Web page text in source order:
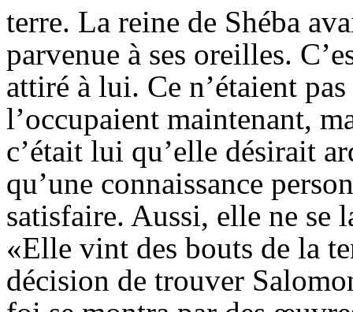
terre. La reine de Shéba
parvenue à ses oreilles.
attiré à lui. Ce n’étaient
l’occupaient maintenant,
c’était lui qu’elle désirait
qu’une connaissance
satisfaire. Aussi, elle ne se
«Elle vint des bouts de la
décision de trouver